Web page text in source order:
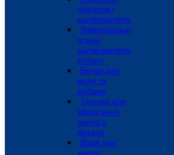
причепи i
напiвпричепи
Універсальні
зсувні
напівпричепи
Атлант
Бочки для
води та
добрив
Техніка для
зберігання
зерна в
мішках
Візки для
жаток